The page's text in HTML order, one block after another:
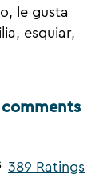
le gusta
esquiar,
389 Ratings